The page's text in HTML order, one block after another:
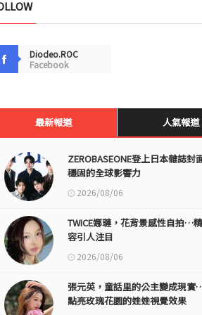
Diodeo.ROC
Facebook
最新報道 人氣報道
ZEROBASEONE登上日本雜誌封
穩固的全球影響力
2026/08/06
TWICE娜璉，花背景感性自拍…
容引人注目
2026/08/06
張元英，童話里的公主變成現
點亮玫瑰花園的娃娃視覺效果